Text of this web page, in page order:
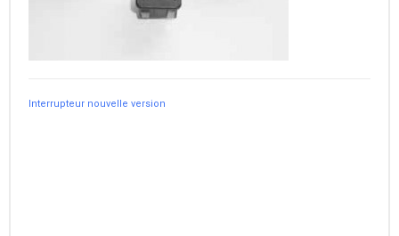
Interrupteur nouvelle version